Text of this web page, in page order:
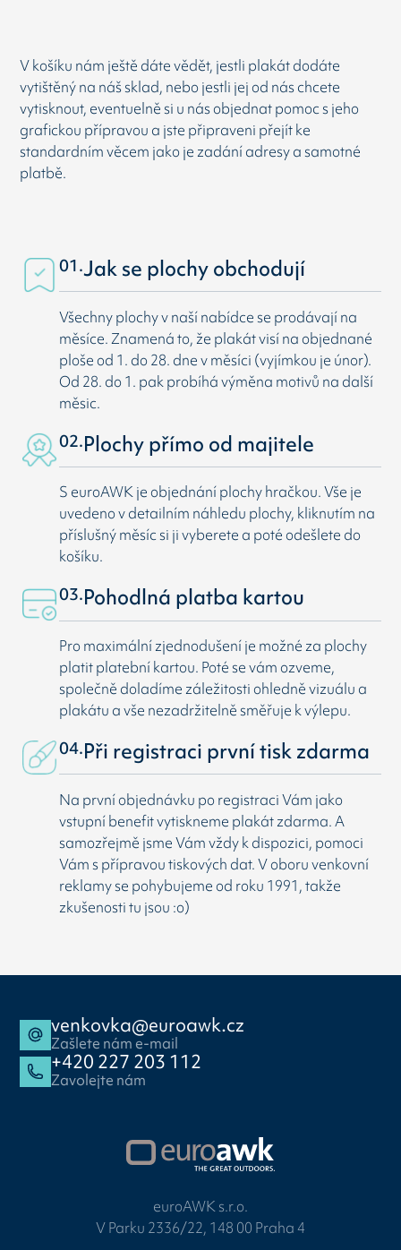
V košíku nám ještě dáte vědět, jestli plakát dodáte
vytištěný na náš sklad, nebo jestli jej od nás chcete
vytisknout, eventuelně si u nás objednat pomoc s jeho
grafickou přípravou a jste připraveni přejít ke
standardním věcem jako je zadání adresy a samotné
platbě.
01.Jak se plochy obchodují
Všechny plochy v naší nabídce se prodávají na
měsíce. Znamená to, že plakát visí na objednané
ploše od 1. do 28. dne v měsíci (vyjímkou je únor).
Od 28. do 1. pak probíhá výměna motivů na další
měsic.
02.Plochy přímo od majitele
S euroAWK je objednání plochy hračkou. Vše je
uvedeno v detailním náhledu plochy, kliknutím na
příslušný měsíc si ji vyberete a poté odešlete do
košíku.
03.Pohodlná platba kartou
Pro maximální zjednodušení je možné za plochy
platit platební kartou. Poté se vám ozveme,
společně doladíme záležitosti ohledně vizuálu a
plakátu a vše nezadržitelně směřuje k výlepu.
04.Při registraci první tisk zdarma
Na první objednávku po registraci Vám jako
vstupní benefit vytiskneme plakát zdarma. A
samozřejmě jsme Vám vždy k dispozici, pomoci
Vám s přípravou tiskových dat. V oboru venkovní
reklamy se pohybujeme od roku 1991, takže
zkušenosti tu jsou :o)
venkovka@euroawk.cz
Zašlete nám e-mail
+420 227 203 112
Zavolejte nám
euroAWK s.r.o.
V Parku 2336/22, 148 00 Praha 4